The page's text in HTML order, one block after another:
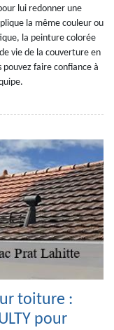
lui redonner une
la même couleur ou
la peinture colorée
vie de la couverture en
faire confiance à
toiture :
pour